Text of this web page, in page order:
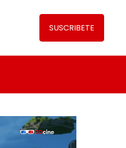
SUSCRIBETE